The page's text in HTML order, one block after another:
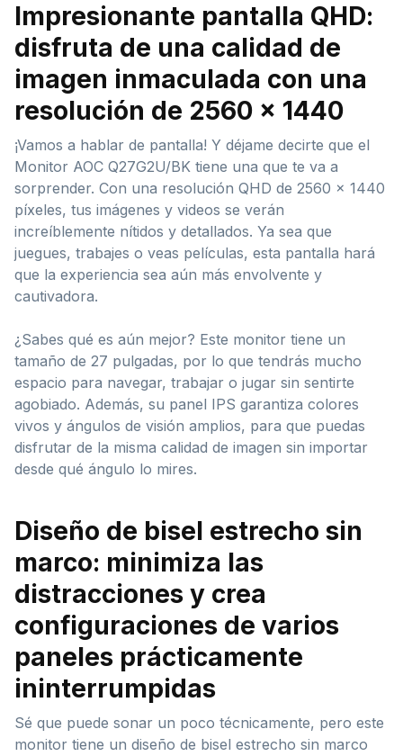
Impresionante pantalla QHD:
disfruta de una calidad de
imagen inmaculada con una
resolución de 2560 x 1440
¡Vamos a hablar de pantalla! Y déjame decirte que el
Monitor AOC Q27G2U/BK tiene una que te va a
sorprender. Con una resolución QHD de 2560 x 1440
píxeles, tus imágenes y videos se verán
increíblemente nítidos y detallados. Ya sea que
juegues, trabajes o veas películas, esta pantalla hará
que la experiencia sea aún más envolvente y
cautivadora.
¿Sabes qué es aún mejor? Este monitor tiene un
tamaño de 27 pulgadas, por lo que tendrás mucho
espacio para navegar, trabajar o jugar sin sentirte
agobiado. Además, su panel IPS garantiza colores
vivos y ángulos de visión amplios, para que puedas
disfrutar de la misma calidad de imagen sin importar
desde qué ángulo lo mires.
Diseño de bisel estrecho sin
marco: minimiza las
distracciones y crea
configuraciones de varios
paneles prácticamente
ininterrumpidas
Sé que puede sonar un poco técnicamente, pero este
monitor tiene un diseño de bisel estrecho sin marco